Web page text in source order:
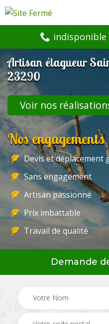
indisponible
Artisan élagueur
23290
Voir nos
Nos engagements
Devis et déplacement
Sans engagement
Artisan passionné
Prix imbattable
Travail de qualité
Demande